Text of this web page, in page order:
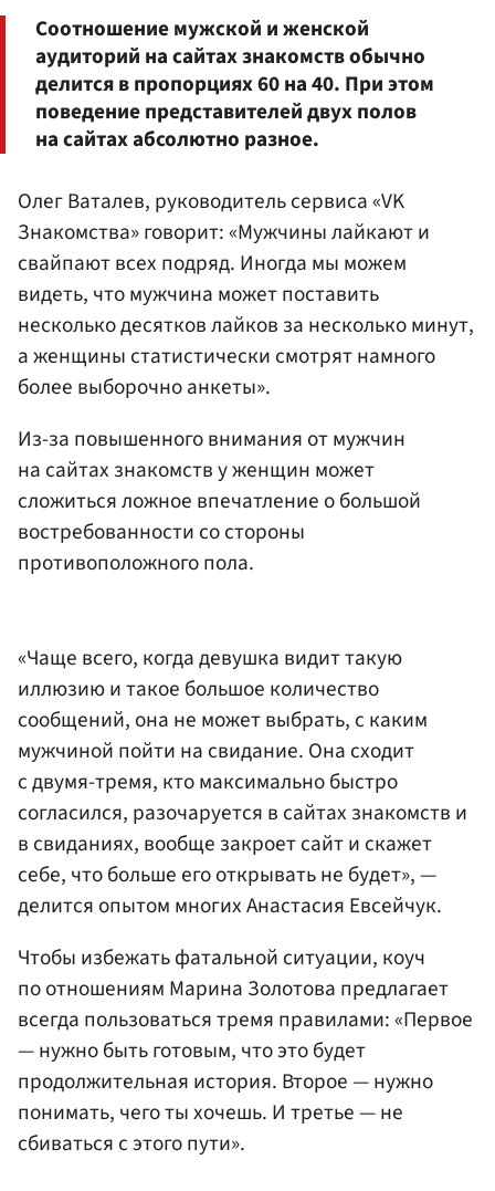
Соотношение мужской и женской
аудиторий на сайтах знакомств обычно
делится в пропорциях 60 на 40. При этом
поведение представителей двух полов
на сайтах абсолютно разное.
Олег Ваталев, руководитель сервиса «VK
Знакомства» говорит: «Мужчины лайкают и
свайпают всех подряд. Иногда мы можем
видеть, что мужчина может поставить
несколько десятков лайков за несколько минут,
а женщины статистически смотрят намного
более выборочно анкеты».
Из-за повышенного внимания от мужчин
на сайтах знакомств у женщин может
сложиться ложное впечатление о большой
востребованности со стороны
противоположного пола.
«Чаще всего, когда девушка видит такую
иллюзию и такое большое количество
сообщений, она не может выбрать, с каким
мужчиной пойти на свидание. Она сходит
с двумя-тремя, кто максимально быстро
согласился, разочаруется в сайтах знакомств и
в свиданиях, вообще закроет сайт и скажет
себе, что больше его открывать не будет», —
делится опытом многих Анастасия Евсейчук.
Чтобы избежать фатальной ситуации, коуч
по отношениям Марина Золотова предлагает
всегда пользоваться тремя правилами: «Первое
— нужно быть готовым, что это будет
продолжительная история. Второе — нужно
понимать, чего ты хочешь. И третье — не
сбиваться с этого пути».